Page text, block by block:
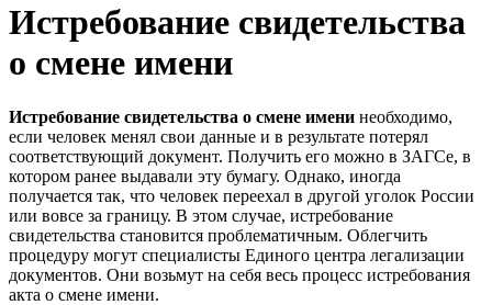
Истребование свидетельства
о смене имени
Истребование свидетельства о смене имени необходимо,
если человек менял свои данные и в результате потерял
соответствующий документ. Получить его можно в ЗАГСе, в
котором ранее выдавали эту бумагу. Однако, иногда
получается так, что человек переехал в другой уголок России
или вовсе за границу. В этом случае, истребование
свидетельства становится проблематичным. Облегчить
процедуру могут специалисты Единого центра легализации
документов. Они возьмут на себя весь процесс истребования
акта о смене имени.